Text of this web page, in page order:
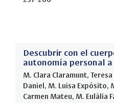
Descubrir con el
autonomía personal
M. Clara Claramunt,
Daniel, M. Luisa Expósito,
Carmen Mateu, M. Eulàlia